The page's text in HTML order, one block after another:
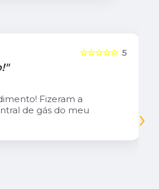
5
☆☆☆☆☆
Fizeram a
de gás do meu
›